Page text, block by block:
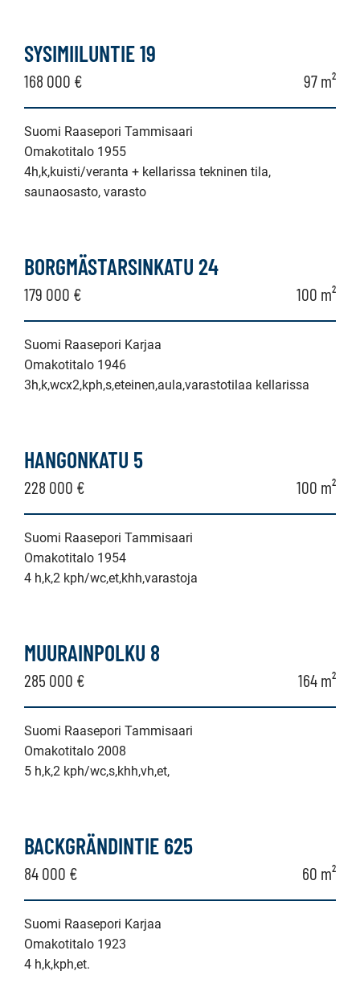
SYSIMIILUNTIE 19
168 000 € 97 m²
Suomi Raasepori Tammisaari
Omakotitalo 1955
4h,k,kuisti/veranta + kellarissa tekninen tila,
saunaosasto, varasto
BORGMÄSTARSINKATU 24
179 000 € 100 m²
Suomi Raasepori Karjaa
Omakotitalo 1946
3h,k,wcx2,kph,s,eteinen,aula,varastotilaa kellarissa
HANGONKATU 5
228 000 € 100 m²
Suomi Raasepori Tammisaari
Omakotitalo 1954
4 h,k,2 kph/wc,et,khh,varastoja
MUURAINPOLKU 8
285 000 € 164 m²
Suomi Raasepori Tammisaari
Omakotitalo 2008
5 h,k,2 kph/wc,s,khh,vh,et,
BACKGRÄNDINTIE 625
84 000 € 60 m²
Suomi Raasepori Karjaa
Omakotitalo 1923
4 h,k,kph,et.